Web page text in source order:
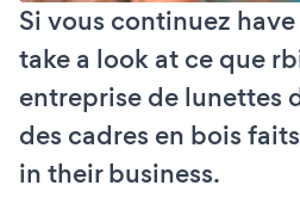
Si vous continuez
take a look at ce que
entreprise de lunettes
des cadres en bois
in their business.